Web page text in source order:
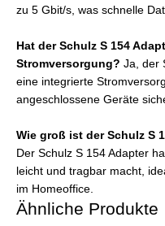
zu 5 Gbit/s, was schnelle
Hat der Schulz S 154
Stromversorgung? Ja, der
eine integrierte
angeschlossene Geräte
Wie groß ist der Schulz S
Der Schulz S 154 Adapter
leicht und tragbar macht,
im Homeoffice.
Ähnliche Produkte